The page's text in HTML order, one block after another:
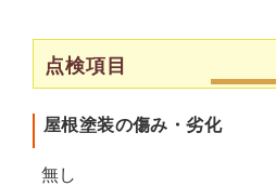
点検項目
屋根塗装の傷み・劣化
無し